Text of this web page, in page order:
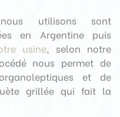
utilisons sont
en Argentine puis
usine, selon notre
nous permet de
et de
grillée qui fait la